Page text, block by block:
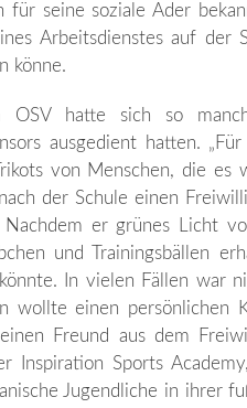
für seine soziale Ader
Arbeitsdienstes auf der
könne.
hatte sich so
ausgedient hatten.
von Menschen, die es
der Schule einen
er grünes Licht
und Trainingsbällen
In vielen Fällen war
wollte einen persönlichen
Freund aus dem
Inspiration Sports
Jugendliche in ihrer